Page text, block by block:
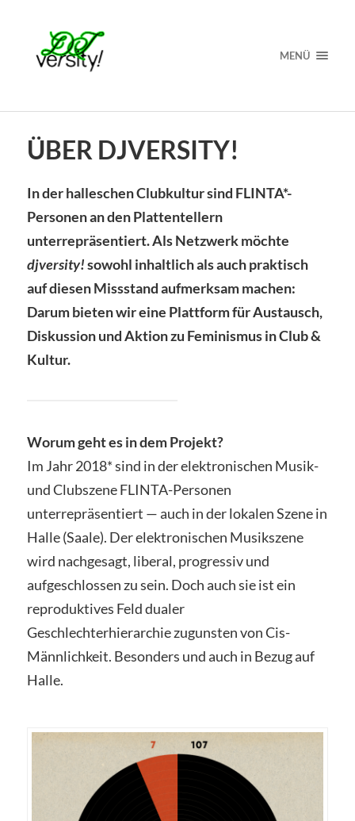
MENÜ
ÜBER DJVERSITY!
In der halleschen Clubkultur sind FLINTA*-
Personen an den Plattentellern
unterrepräsentiert. Als Netzwerk möchte
djversity!sowohl inhaltlich als auch praktisch
auf diesen Missstand aufmerksam machen:
Darum bieten wir eine Plattform für Austausch,
Diskussion und Aktion zu Feminismus in Club &
Kultur.
Worum geht es in dem Projekt?
Im Jahr 2018* sind in der elektronischen Musik-
und Clubszene FLINTA-Personen
unterrepräsentiert — auch in der lokalen Szene in
Halle (Saale). Der elektronischen Musikszene
wird nachgesagt, liberal, progressiv und
aufgeschlossen zu sein. Doch auch sie ist ein
reproduktives Feld dualer
Geschlechterhierarchie zugunsten von Cis-
Männlichkeit. Besonders und auch in Bezug auf
Halle.